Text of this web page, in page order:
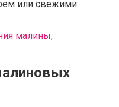
или свежими
малины,